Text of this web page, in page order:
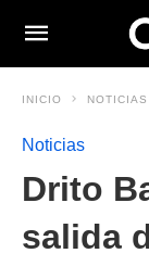
INICIO NOTICIAS
Noticias
Drito
salida